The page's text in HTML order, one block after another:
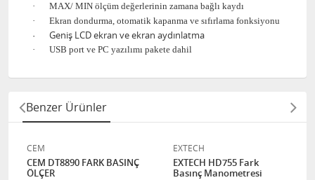
·
MAX/ MIN ölçüm değerlerinin zamana bağlı kaydı
·
Ekran dondurma, otomatik kapanma ve sıfırlama fonksiyonu
· Geniş LCD ekran ve ekran aydınlatma
· USB port ve PC yazılımı pakete dahil
Benzer Ürünler
CEM
CEM DT8890 FARK BASINÇ
ÖLÇER
EXTECH
EXTECH HD755 Fark
Basınç Manometresi